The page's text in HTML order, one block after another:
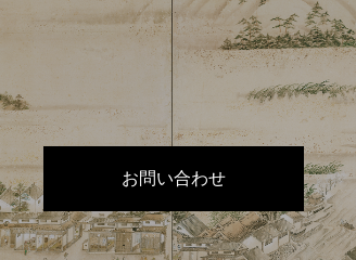
お問い合わせ